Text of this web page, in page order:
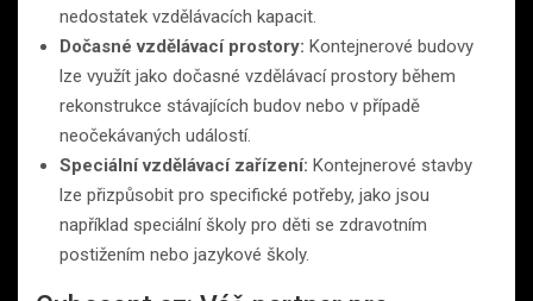
nedostatek vzdělávacích kapacit.
Dočasné vzdělávací prostory: Kontejnerové budovy
lze využít jako dočasné vzdělávací prostory během
rekonstrukce stávajících budov nebo v případě
neočekávaných událostí.
Speciální vzdělávací zařízení: Kontejnerové stavby
lze přizpůsobit pro specifické potřeby, jako jsou
například speciální školy pro děti se zdravotním
postižením nebo jazykové školy.